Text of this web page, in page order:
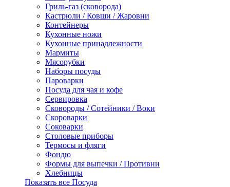
Гриль-газ (сковорода)
Кастрюли / Ковши / Жаровни
Контейнеры
Кухонные ножи
Кухонные принадлежности
Мармиты
Мясорубки
Наборы посуды
Пароварки
Посуда для чая и кофе
Сервировка
Сковороды / Сотейники / Воки
Скороварки
Соковарки
Столовые приборы
Термосы и фляги
Фондю
Формы для выпечки / Противни
Хлебницы
Показать все Посуда